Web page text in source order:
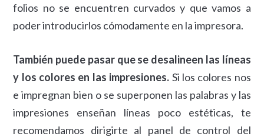
folios no se encuentren curvados y que vamos a
poder introducirlos cómodamente en la impresora.
También puede pasar que se desalineen las líneas
y los colores en las impresiones. Si los colores nos
e impregnan bien o se superponen las palabras y las
impresiones enseñan líneas poco estéticas, te
recomendamos dirigirte al panel de control del